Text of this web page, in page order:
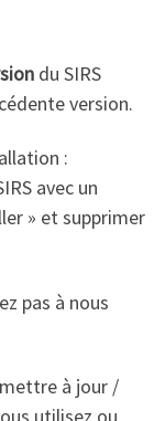
du SIRS
version.
:
avec un
» et supprimer
pas à nous
à jour /